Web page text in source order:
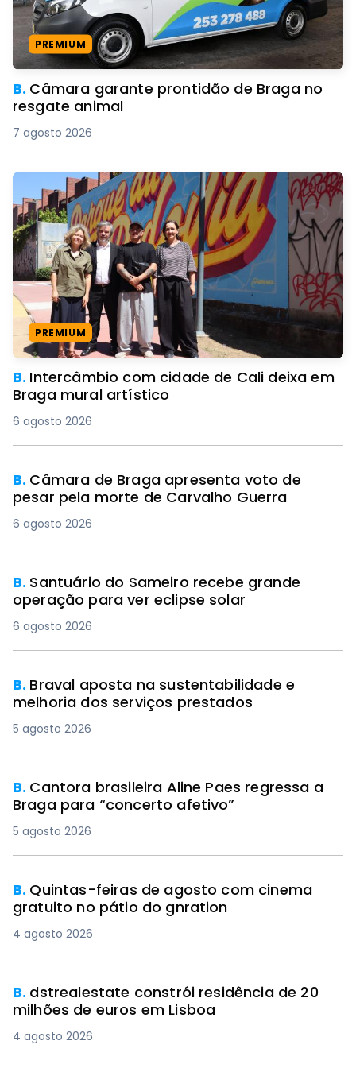
PREMIUM
B. Câmara garante prontidão de Braga no
resgate animal
7 agosto 2026
PREMIUM
B. Intercâmbio com cidade de Cali deixa em
Braga mural artístico
6 agosto 2026
B. Câmara de Braga apresenta voto de
pesar pela morte de Carvalho Guerra
6 agosto 2026
B. Santuário do Sameiro recebe grande
operação para ver eclipse solar
6 agosto 2026
B. Braval aposta na sustentabilidade e
melhoria dos serviços prestados
5 agosto 2026
B. Cantora brasileira Aline Paes regressa a
Braga para “concerto afetivo”
5 agosto 2026
B. Quintas-feiras de agosto com cinema
gratuito no pátio do gnration
4 agosto 2026
B. dstrealestate constrói residência de 20
milhões de euros em Lisboa
4 agosto 2026